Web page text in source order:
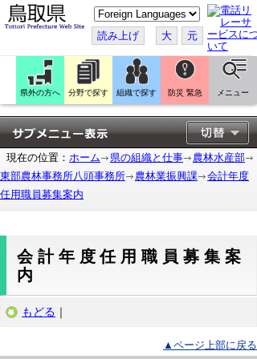
こ
の
ペ
ー
ジ
翻
訳
す
る
読み上げ 大 元
県外の方へ 分野で探す 組織で探す 防災 緊急 メニュー
現在の位置： ホーム 県の組織と仕事
農林水産部
東部農林事務所八頭事務所
農林業振興課
会計年度
任用職員募集案内
会計年度任用職員募集案
内
もどる ｜
▲ページ上部に戻る